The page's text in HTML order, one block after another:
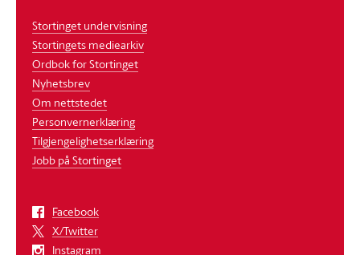
Stortinget undervisning
Stortingets mediearkiv
Ordbok for Stortinget
Nyhetsbrev
Om nettstedet
Personvernerklæring
Tilgjengelighetserklæring
Jobb på Stortinget
Facebook
X/Twitter
Instagram